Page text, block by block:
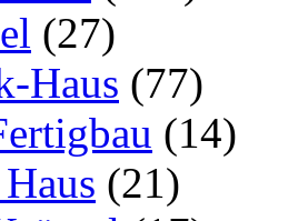
(27)
Haus (77)
(14)
(21)